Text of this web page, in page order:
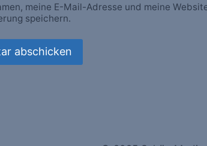
meine E-Mail-Adresse und meine
speichern.